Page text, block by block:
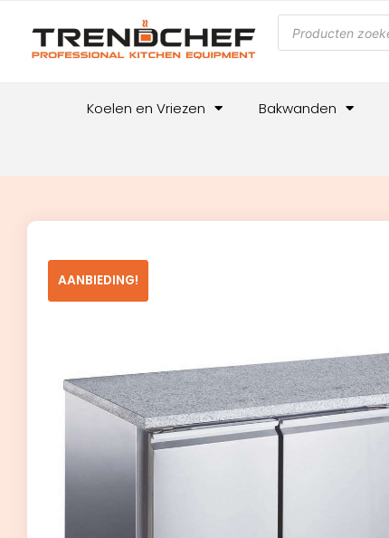
Koelen en Vriezen Bakwanden
AANBIEDING!